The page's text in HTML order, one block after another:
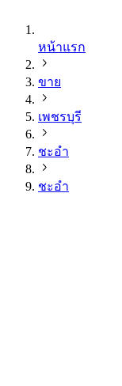
หน้าแรก
ขาย
เพชรบุรี
ชะอำ
ชะอำ